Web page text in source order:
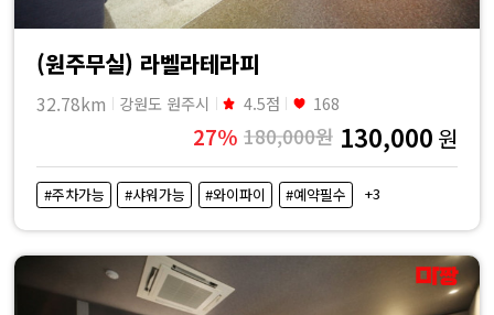
(원주무실) 라벨라테라피
32.78km 강원도 원주시 4.5점 168
27% 180,000원 130,000 원
#주차가능 #샤워가능 #와이파이 #예약필수 +3